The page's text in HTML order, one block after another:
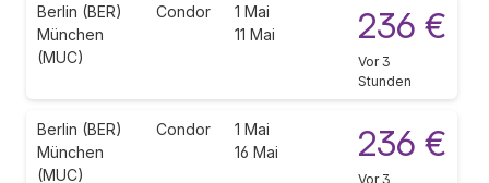
Berlin (BER)
München
(MUC)
Condor
1 Mai
11 Mai
236 €
Vor 3
Stunden
Berlin (BER)
München
(MUC)
Condor
1 Mai
16 Mai
236 €
Vor 3